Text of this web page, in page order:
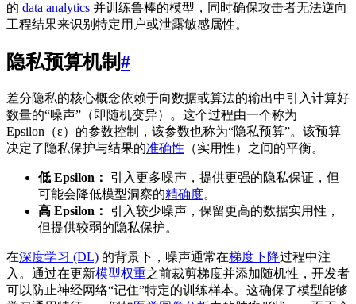
的 data analytics 并训练鲁棒的模型，同时确保攻击者无法逆向
工程结果来识别特定用户或泄露敏感属性。
隐私预算机制#
差分隐私的核心概念依赖于向数据或算法的输出中引入计算好
数量的“噪声”（即随机变异）。这个过程由一个称为
Epsilon（ε）的参数控制，该参数也称为“隐私预算”。该预算
决定了隐私保护与结果的准确性 （实用性）之间的平衡。
低 Epsilon：
引入更多噪声，提供更强的隐私保证，但
可能会降低模型洞察的精确度。
高 Epsilon：
引入较少噪声，保留更高的数据实用性，
但提供较弱的隐私保护。
在深度学习 (DL) 的背景下，噪声通常在梯度下降过程中注
入。通过在更新模型权重之前裁剪梯度并添加随机性，开发者
可以防止神经网络“记住”特定的训练样本。这确保了模型能够